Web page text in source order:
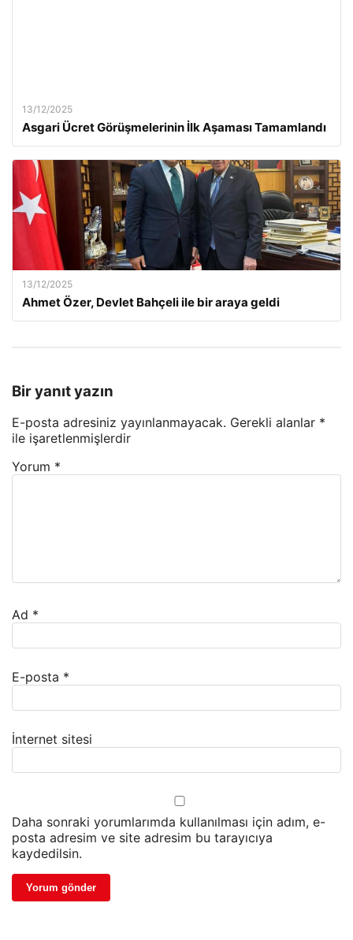
13/12/2025
Asgari Ücret Görüşmelerinin İlk Aşaması Tamamlandı
13/12/2025
Ahmet Özer, Devlet Bahçeli ile bir araya geldi
Bir yanıt yazın
E-posta adresiniz yayınlanmayacak. Gerekli alanlar *
ile işaretlenmişlerdir
Yorum *
Ad *
E-posta *
İnternet sitesi
Daha sonraki yorumlarımda kullanılması için adım, e-
posta adresim ve site adresim bu tarayıcıya
kaydedilsin.